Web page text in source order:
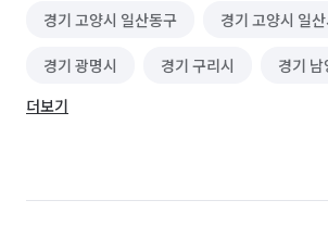
경기 고양시 일산동구 경기 고양시 일
경기 광명시 경기 구리시 경기 남
경기 동두천시
경기 포천시 서울 강남구 서울 강
더보기